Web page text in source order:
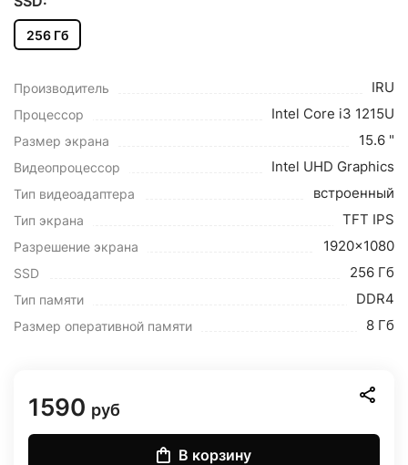
256 Гб
Производитель IRU
Процессор Intel Core i3 1215U
Размер экрана 15.6 "
Видеопроцессор Intel UHD Graphics
Тип видеоадаптера встроенный
Тип экрана TFT IPS
Разрешение экрана 1920x1080
SSD 256 Гб
Тип памяти DDR4
Размер оперативной памяти 8 Гб
1590 руб
В корзину